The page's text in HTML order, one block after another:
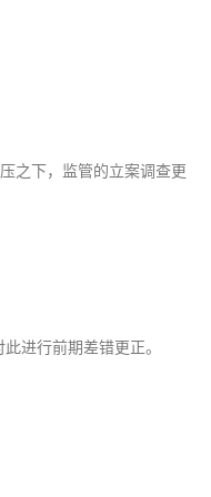
之下，监管的立案调查更
此进行前期差错更正。